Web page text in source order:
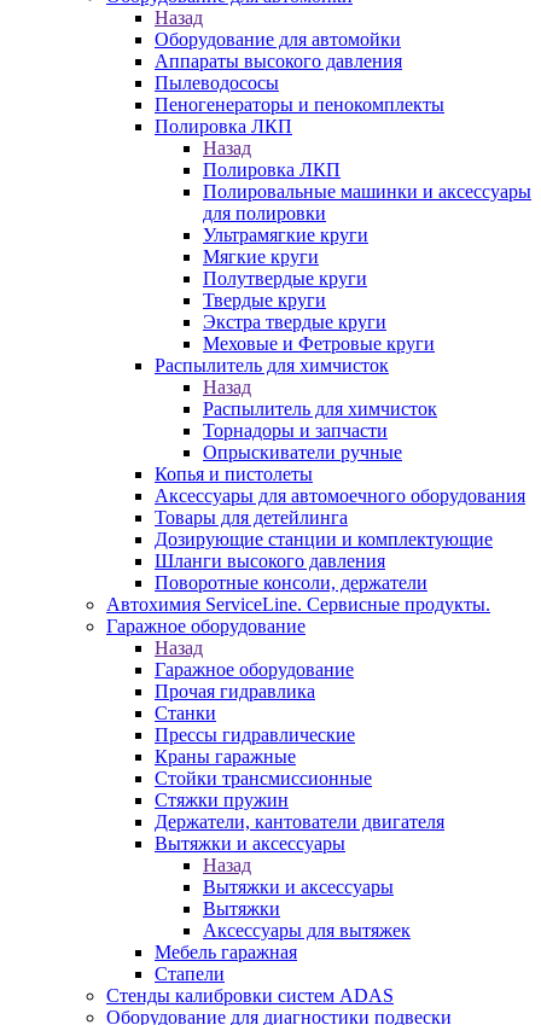
Назад
Оборудование для автомойки
Аппараты высокого давления
Пылеводососы
Пеногенераторы и пенокомплекты
Полировка ЛКП
Назад
Полировка ЛКП
Полировальные машинки и аксессуары
для полировки
Ультрамягкие круги
Мягкие круги
Полутвердые круги
Твердые круги
Экстра твердые круги
Меховые и Фетровые круги
Распылитель для химчисток
Назад
Распылитель для химчисток
Торнадоры и запчасти
Опрыскиватели ручные
Копья и пистолеты
Аксессуары для автомоечного оборудования
Товары для детейлинга
Дозирующие станции и комплектующие
Шланги высокого давления
Поворотные консоли, держатели
Автохимия ServiceLine. Сервисные продукты.
Гаражное оборудование
Назад
Гаражное оборудование
Прочая гидравлика
Станки
Прессы гидравлические
Краны гаражные
Стойки трансмиссионные
Стяжки пружин
Держатели, кантователи двигателя
Вытяжки и аксессуары
Назад
Вытяжки и аксессуары
Вытяжки
Аксессуары для вытяжек
Мебель гаражная
Стапели
Стенды калибровки систем ADAS
Оборудование для диагностики подвески